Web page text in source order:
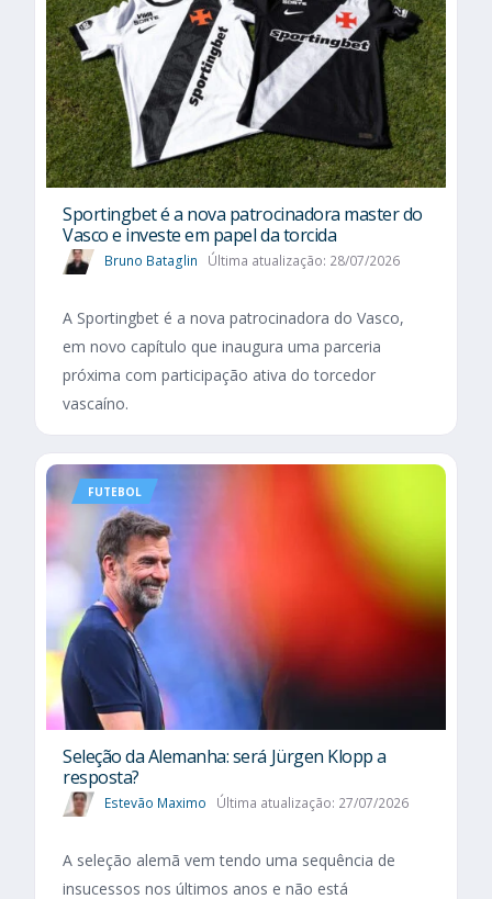
Sportingbet é a nova patrocinadora master do
Vasco e investe em papel da torcida
Bruno Bataglin Última atualização: 28/07/2026
A Sportingbet é a nova patrocinadora do Vasco,
em novo capítulo que inaugura uma parceria
próxima com participação ativa do torcedor
vascaíno.
FUTEBOL
Seleção da Alemanha: será Jürgen Klopp a
resposta?
Estevão Maximo Última atualização: 27/07/2026
A seleção alemã vem tendo uma sequência de
insucessos nos últimos anos e não está